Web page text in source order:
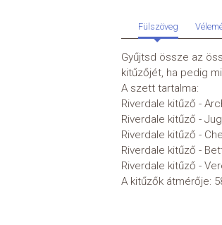
Fülszöveg
Gyűjtsd össze az
kitűzőjét, ha pedig
A szett tartalma:
Riverdale kitűző -
Riverdale kitűző -
Riverdale kitűző -
Riverdale kitűző -
Riverdale kitűző -
A kitűzők átmérője: